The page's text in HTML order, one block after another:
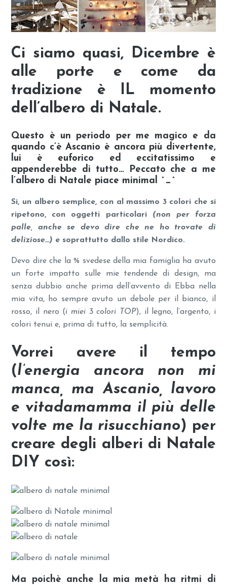
Ci siamo quasi, Dicembre è
alle porte e come da
tradizione è IL momento
dell’albero di Natale.
Questo è un periodo per me magico e da
quando c’è Ascanio è ancora più divertente,
lui è euforico ed eccitatissimo e
appenderebbe di tutto… Peccato che a me
l’albero di Natale piace minimal ^_^
Si, un albero semplice, con al massimo 3 colori che si
ripetono, con oggetti particolari (non per forza
palle, anche se devo dire che ne ho trovate di
deliziose…) e soprattutto dallo stile Nordico.
Devo dire che la % svedese della mia famiglia ha avuto
un forte impatto sulle mie tendende di design, ma
senza dubbio anche prima dell’avvento di Ebba nella
mia vita, ho sempre avuto un debole per il bianco, il
rosso, il nero (i miei 3 colori TOP), il legno, l’argento, i
colori tenui e, prima di tutto, la semplicità.
Vorrei avere il tempo
(l’energia ancora non mi
manca, ma Ascanio, lavoro
e vitadamamma il più delle
volte me la risucchiano) per
creare degli alberi di Natale
DIY così:
Ma poichè anche la mia metà ha ritmi di